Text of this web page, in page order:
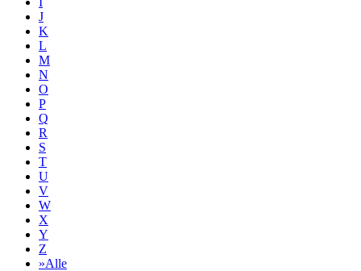
J
K
L
M
N
O
P
Q
R
S
T
U
V
W
X
Y
Z
»Alle